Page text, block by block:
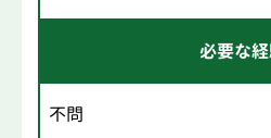
必要な
不問